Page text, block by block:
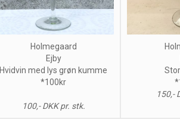
Holmegaard
Ejby
Hvidvin med lys grøn kumme
*100kr
100,- DKK pr. stk.
150,-